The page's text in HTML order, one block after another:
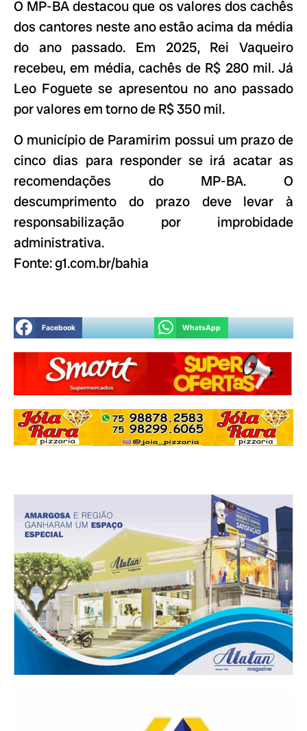
O MP-BA destacou que os valores dos cachês
dos cantores neste ano estão acima da média
do ano passado. Em 2025, Rei Vaqueiro
recebeu, em média, cachês de R$ 280 mil. Já
Leo Foguete se apresentou no ano passado
por valores em torno de R$ 350 mil.
O município de Paramirim possui um prazo de
cinco dias para responder se irá acatar as
recomendações do MP-BA. O
descumprimento do prazo deve levar à
responsabilização por improbidade
administrativa.
Fonte: g1.com.br/bahia
Facebook WhatsApp